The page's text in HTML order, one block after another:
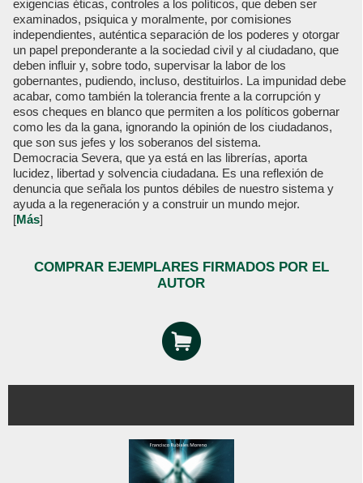
exigencias éticas, controles a los políticos, que deben ser
examinados, psiquica y moralmente, por comisiones
independientes, auténtica separación de los poderes y otorgar
un papel preponderante a la sociedad civil y al ciudadano, que
deben influir y, sobre todo, supervisar la labor de los
gobernantes, pudiendo, incluso, destituirlos. La impunidad debe
acabar, como también la tolerancia frente a la corrupción y
esos cheques en blanco que permiten a los políticos gobernar
como les da la gana, ignorando la opinión de los ciudadanos,
que son sus jefes y los soberanos del sistema.
Democracia Severa, que ya está en las librerías, aporta
lucidez, libertad y solvencia ciudadana. Es una reflexión de
denuncia que señala los puntos débiles de nuestro sistema y
ayuda a la regeneración y a construir un mundo mejor.
[Más]
COMPRAR EJEMPLARES FIRMADOS POR EL
AUTOR